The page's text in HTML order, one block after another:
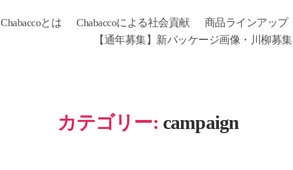
Chabaccoとは Chabaccoによる社会貢献 商品ラインアップ
【通年募集】新パッケージ画像・川柳募集
カテゴリー: campaign